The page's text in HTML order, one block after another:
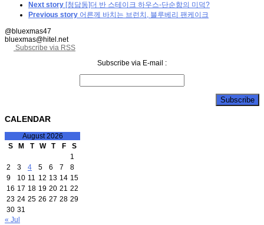
Next story [청담동]더 반 스테이크 하우스-단순함의 미덕?
Previous story 어른께 바치는 브런치, 블루베리 팬케이크
@bluexmas47
bluexmas@hitel.net
Subscribe via RSS
Subscribe via E-mail :
CALENDAR
August 2026
S
M T W T F
S
1
2
3 4 5 6 7
8
9
10 11 12 13 14 15
16 17 18 19 20 21 22
23 24 25 26 27 28 29
30 31
« Jul